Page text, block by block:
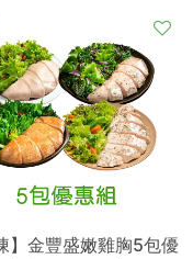
】金豐盛嫩雞胸5包優